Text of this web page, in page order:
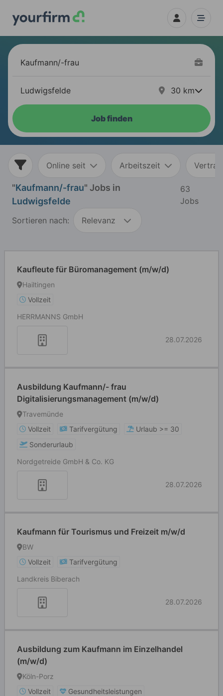
30 km
Job finden
Online seit Arbeitszeit
"Kaufmann/-frau" Jobs in
Ludwigsfelde
63
Jobs
Sortieren nach:
Relevanz
Kaufleute für Büromanagement (m/w/d)
Hailtingen
Vollzeit
HERRMANNS GmbH
28.07.2026
Ausbildung Kaufmann/- frau
Digitalisierungsmanagement (m/w/d)
Travemünde
Vollzeit
Tarifvergütung
Urlaub >= 30
Sonderurlaub
Nordgetreide GmbH & Co. KG
28.07.2026
Kaufmann für Tourismus und Freizeit m/w/d
BW
Vollzeit
Tarifvergütung
Landkreis Biberach
28.07.2026
Ausbildung zum Kaufmann im Einzelhandel
(m/w/d)
Köln-Porz
Vollzeit
Gesundheitsleistungen